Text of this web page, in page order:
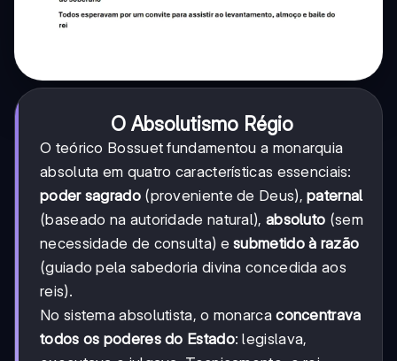
O Absolutismo Régio
O teórico Bossuet fundamentou a monarquia
absoluta em quatro características essenciais:
poder sagrado(proveniente de Deus),paternal
(baseado na autoridade natural), absoluto (sem
necessidade de consulta) esubmetido à razão
(guiado pela sabedoria divina concedida aos
reis).
No sistema absolutista, o monarcaconcentrava
todos os poderes do Estado: legislava,